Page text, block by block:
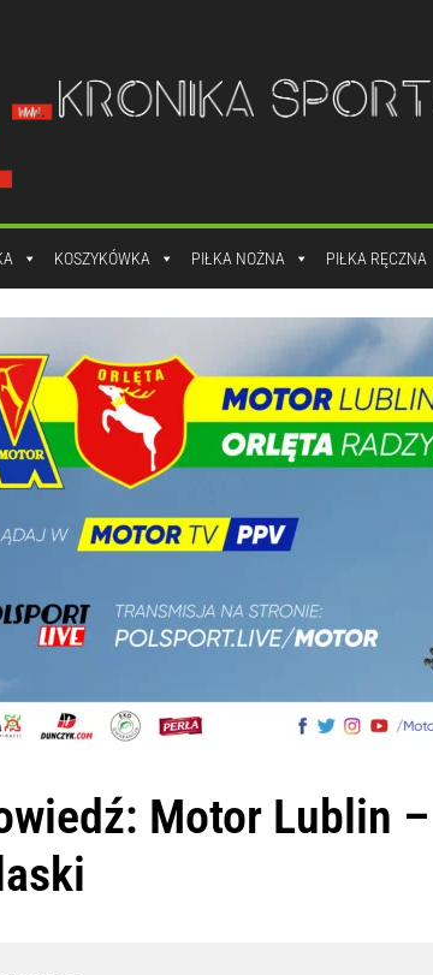
KOSZYKÓWKA PIŁKA NOŻNA PIŁKA RĘCZNA
Motor Lublin